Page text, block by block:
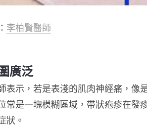
李柏賢醫師
廣泛
表示，若是表淺的肌肉神經痛，像
常是一塊模糊區域，帶狀疱疹在發
狀。